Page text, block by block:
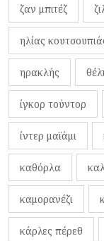
ζαν μπιτέζ
ηλίας
ηρακλής
ίγκορ τούντορ
ίντερ μαϊάμι
καθόρλα
καμορανέζι
κάρλες πέρεθ